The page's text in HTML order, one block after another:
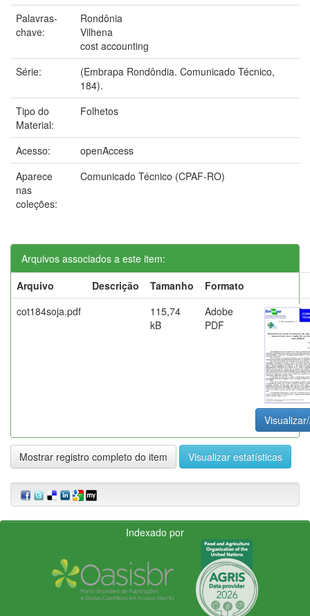
Palavras-
chave:
Rondônia
Vilhena
cost accounting
Série:
(Embrapa Rondôndia. Comunicado Técnico,
184).
Tipo do
Material:
Folhetos
Acesso:
openAccess
Aparece
nas
coleções:
Comunicado Técnico (CPAF-RO)
Arquivos associados a este item:
Arquivo
Descrição Tamanho
Formato
cot184soja.pdf
115,74
kB
Adobe
PDF
Mostrar registro completo do item Visualizar estatísticas
Indexado por